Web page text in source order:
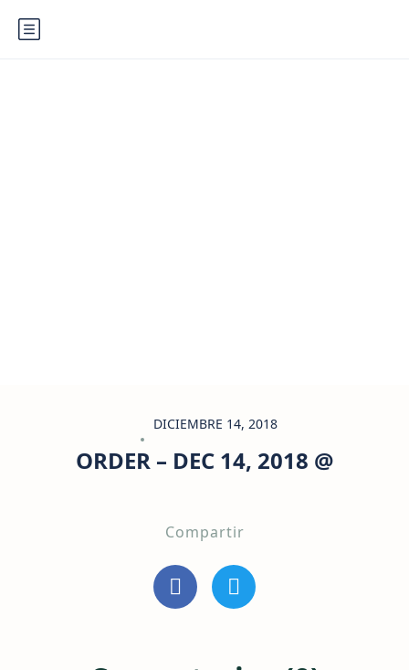
DICIEMBRE 14, 2018
ORDER – DEC 14, 2018 @
Compartir